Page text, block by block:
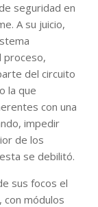
seguridad en
A su juicio,
proceso,
del circuito
la que
con una
impedir
de los
se debilitó.
sus focos el
con módulos